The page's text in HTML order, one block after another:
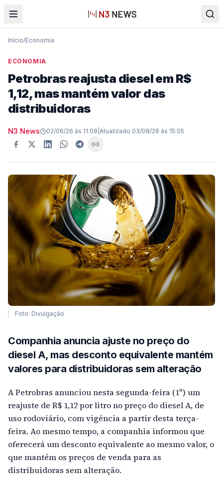
Início/Economia
ECONOMIA
Petrobras reajusta diesel em R$
1,12, mas mantém valor das
distribuidoras
N3 News 02/06/26 às 11:08 Atualizado 03/08/26 às 15:05
Foto: Divulgação
Companhia anuncia ajuste no preço do
diesel A, mas desconto equivalente mantém
valores para distribuidoras sem alteração
A Petrobras anunciou nesta segunda-feira (1º) um
reajuste de R$ 1,12 por litro no preço do diesel A, de
uso rodoviário, com vigência a partir desta terça-
feira. Ao mesmo tempo, a companhia informou que
oferecerá um desconto equivalente ao mesmo valor, o
que mantém os preços de venda para as
distribuidoras sem alteração.